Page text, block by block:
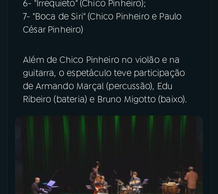
6- "Irrequieto" (Chico Pinheiro);
7- "Boca de Siri" (Chico Pinheiro e Paulo
César Pinheiro)
Além de Chico Pinheiro no violão e na
guitarra, o espetáculo teve participação
de Armando Marçal (percussão), Edu
Ribeiro (bateria) e Bruno Migotto (baixo).